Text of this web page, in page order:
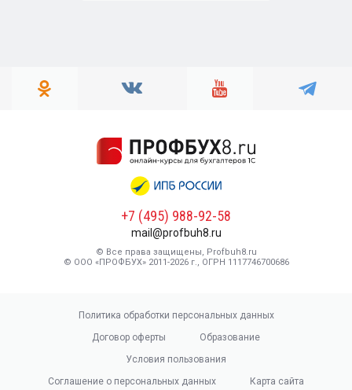
+7 (495) 988-92-58
mail@profbuh8.ru
© Все права защищены, Profbuh8.ru
© ООО «ПРОФБУХ» 2011-2026 г., ОГРН 1117746700686
Политика обработки персональных данных
Договор оферты
Образование
Условия пользования
Соглашение о персональных данных
Карта сайта